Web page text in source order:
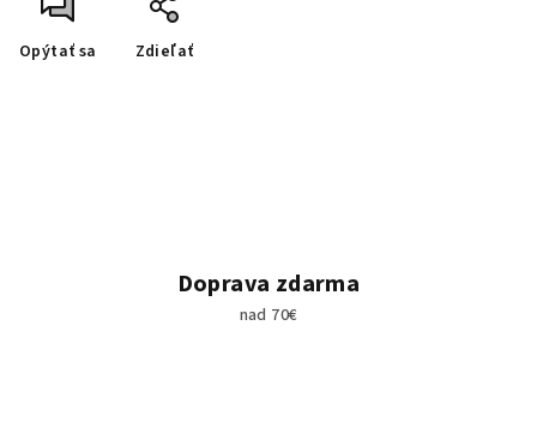
Opýtať sa Zdieľať
Doprava zdarma
nad 70€